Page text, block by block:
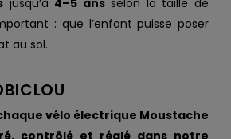
: que l’enfant puisse poser
au sol.
chaque vélo électrique Moustache
contrôlé et réglé dans notre